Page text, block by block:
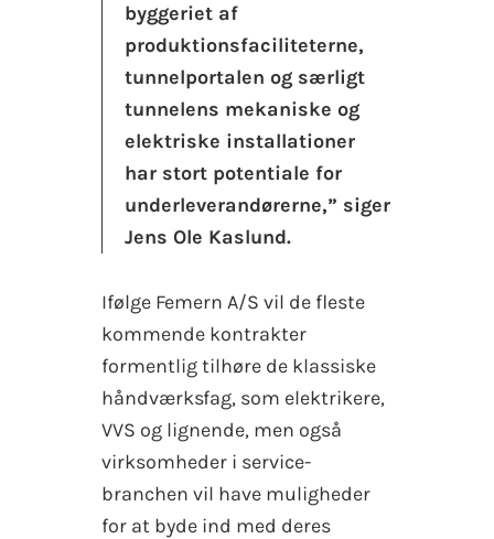
byggeriet af
produktionsfaciliteterne,
tunnelportalen og særligt
tunnelens mekaniske og
elektriske installationer
har stort potentiale for
underleverandørerne,” siger
Jens Ole Kaslund.
Ifølge Femern A/S vil de fleste
kommende kontrakter
formentlig tilhøre de klassiske
håndværksfag, som elektrikere,
VVS og lignende, men også
virksomheder i service-
branchen vil have muligheder
for at byde ind med deres